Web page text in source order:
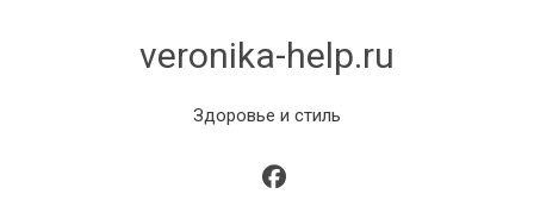
veronika-help.ru
Здоровье и стиль